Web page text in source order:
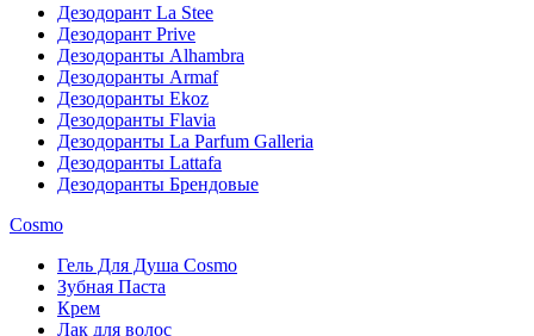
Дезодорант La Stee
Дезодорант Prive
Дезодоранты Alhambra
Дезодоранты Armaf
Дезодоранты Ekoz
Дезодоранты Flavia
Дезодоранты La Parfum Galleria
Дезодоранты Lattafa
Дезодоранты Брендовые
Cosmo
Гель Для Душа Cosmo
Зубная Паста
Крем
Лак для волос